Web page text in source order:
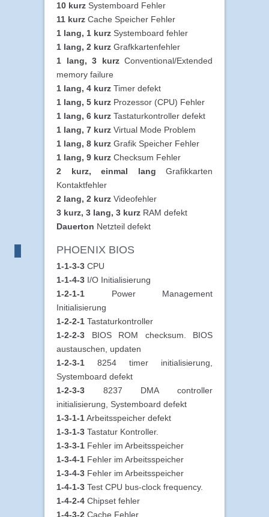
10 kurz Systemboard Fehler
11 kurz Cache Speicher Fehler
1 lang, 1 kurz Systemboard fehler
1 lang, 2 kurz Grafkkartenfehler
1 lang, 3 kurzConventional/Extended
memory failure
1 lang, 4 kurz Timer defekt
1 lang, 5 kurz Prozessor (CPU) Fehler
1 lang, 6 kurz Tastaturkontroller defekt
1 lang, 7 kurz Virtual Mode Problem
1 lang, 8 kurz Grafik Speicher Fehler
1 lang, 9 kurz Checksum Fehler
2 kurz, einmal lang Grafikkarten
Kontaktfehler
2 lang, 2 kurz Videofehler
3 kurz, 3 lang, 3 kurz RAM defekt
Dauerton Netzteil defekt
PHOENIX BIOS
1-1-3-3 CPU
1-1-4-3 I/O Initialisierung
1-2-1-1 Power Management
Initialisierung
1-2-2-1 Tastaturkontroller
1-2-2-3 BIOS ROM checksum. BIOS
austauschen, updaten
1-2-3-1 8254 timer initialisierung,
Systemboard defekt
1-2-3-3 8237 DMA controller
initialisierung, Systemboard defekt
1-3-1-1Arbeitsspeicher defekt
1-3-1-3 Tastatur Kontroller.
1-3-3-1 Fehler im Arbeitsspeicher
1-3-4-1 Fehler im Arbeitsspeicher
1-3-4-3 Fehler im Arbeitsspeicher
1-4-1-3 Test CPU bus-clock frequency.
1-4-2-4 Chipset fehler
1-4-3-2 Cache Fehler